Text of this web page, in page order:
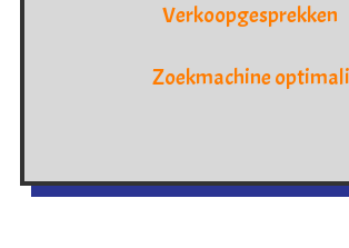
Verkoopgesprekken
Zoekmachine